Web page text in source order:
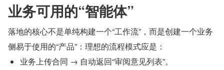
业务可用的“智能体”
落地的核心不是单纯构建一个“工作流”，而是创建一个业务
侧易于使用的“产品”：理想的流程模式应是：
业务上传合同 → 自动返回“审阅意见列表”。